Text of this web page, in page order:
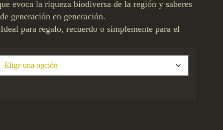
evoca la riqueza biodiversa de la región y saberes
generación en generación.
para regalo, recuerdo o simplemente para el